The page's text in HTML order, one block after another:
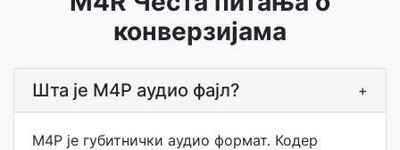
конверзијама
Шта је М4Р аудио фајл? +
М4Р је губитнички аудио формат. Кодер